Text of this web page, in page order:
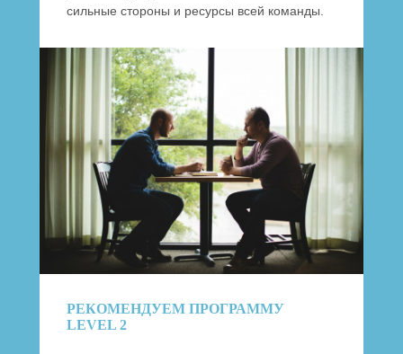
сильные стороны и ресурсы всей команды.
РЕКОМЕНДУЕМ ПРОГРАММУ
LEVEL 2